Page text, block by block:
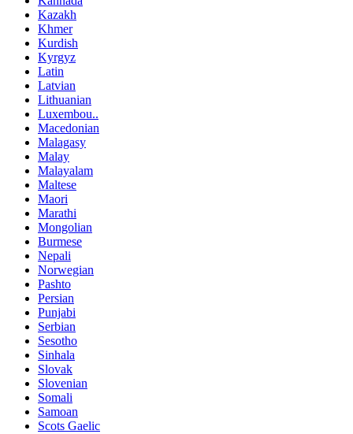
Kazakh
Khmer
Kurdish
Kyrgyz
Latin
Latvian
Lithuanian
Luxembou..
Macedonian
Malagasy
Malay
Malayalam
Maltese
Maori
Marathi
Mongolian
Burmese
Nepali
Norwegian
Pashto
Persian
Punjabi
Serbian
Sesotho
Sinhala
Slovak
Slovenian
Somali
Samoan
Scots Gaelic